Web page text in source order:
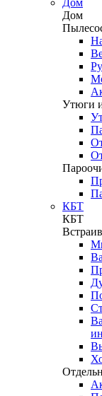
Дом
Дом
Утюги
КБТ
КБТ